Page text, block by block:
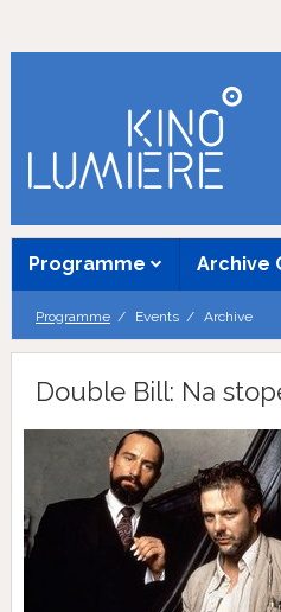
Programme Archive
Programme Events Archive
Double Bill: Na